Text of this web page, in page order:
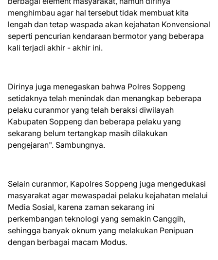
menghimbau agar hal tersebut tidak membuat kita
lengah dan tetap waspada akan kejahatan Konvensional
seperti pencurian kendaraan bermotor yang beberapa
kali terjadi akhir - akhir ini.
Dirinya juga menegaskan bahwa Polres Soppeng
setidaknya telah menindak dan menangkap beberapa
pelaku curanmor yang telah beraksi diwilayah
Kabupaten Soppeng dan beberapa pelaku yang
sekarang belum tertangkap masih dilakukan
pengejaran". Sambungnya.
Selain curanmor, Kapolres Soppeng juga mengedukasi
masyarakat agar mewaspadai pelaku kejahatan melalui
Media Sosial, karena zaman sekarang ini
perkembangan teknologi yang semakin Canggih,
sehingga banyak oknum yang melakukan Penipuan
dengan berbagai macam Modus.